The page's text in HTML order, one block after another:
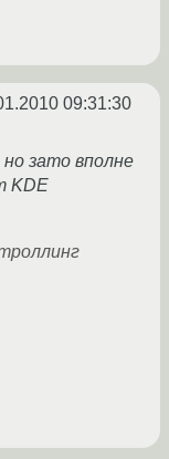
09:31:30
зато вполне
KDE